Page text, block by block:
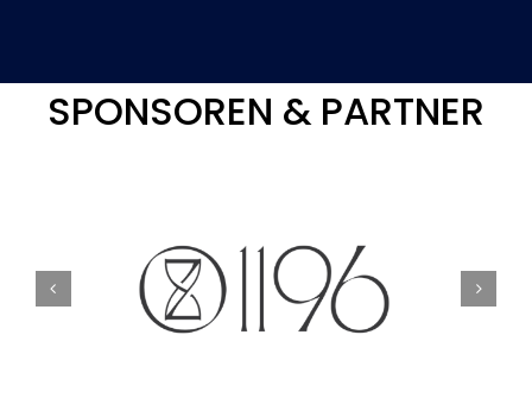
SPONSOREN & PARTNER